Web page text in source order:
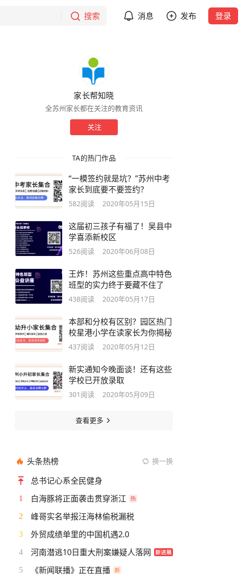
搜索 消息 发布 登录
家长帮知晓
全苏州家长都在关注的教育资讯
关注
TA的热门作品
“一模签约就是坑？”苏州中考
家长到底要不要签约？
582阅读 2020年05月15日
这届初三孩子有福了！吴县中
学喜添新校区
526阅读 2020年06月08日
王炸！苏州这些重点高中特色
班型的实力终于要藏不住了
438阅读 2020年05月17日
本部和分校有区别？园区热门
校星港小学在读家长为你揭秘
437阅读 2020年05月12日
新实通知今晚面谈！还有这些
学校已开放录取
301 阅读 2020年05月09日
查看更多
头条热榜 换一换
总书记心系全民健身
1 白海豚将正面袭击贯穿浙江
2 峰哥实名举报汪海林偷税漏税
3 外贸成绩单里的中国机遇2.0
4 河南潜逃10日重大刑案嫌疑人落网
5 《新闻联播》正在直播